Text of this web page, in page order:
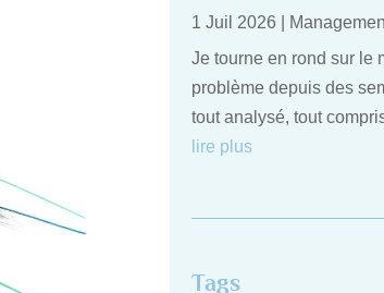
1 Juil 2026
Je tourne en rond sur le
problème depuis des
tout analysé, tout
lire plus
Tags